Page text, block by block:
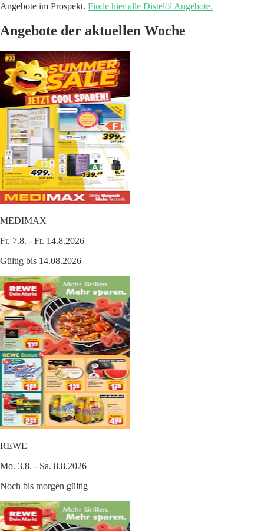
Angebote im Prospekt. Finde hier alle Distelöl Angebote.
Angebote der aktuellen Woche
MEDIMAX
Fr. 7.8. - Fr. 14.8.2026
Gültig bis 14.08.2026
REWE
Mo. 3.8. - Sa. 8.8.2026
Noch bis morgen gültig